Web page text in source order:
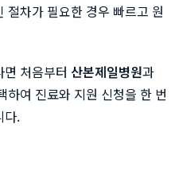
절차가 필요한 경우 빠르고 원
처음부터 산본제일병원과
하여 진료와 지원 신청을 한 번
다.